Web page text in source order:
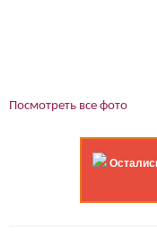
Посмотреть все фото